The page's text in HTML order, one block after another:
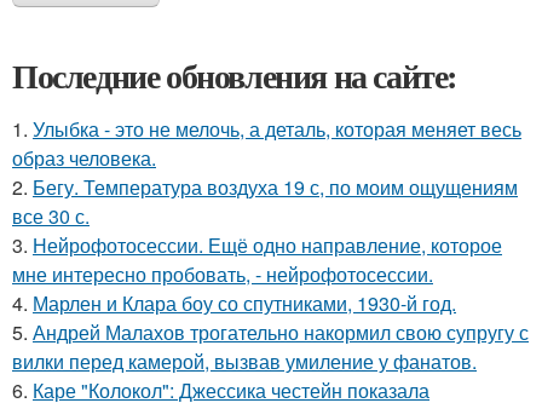
Последние обновления на сайте:
1. Улыбка - это не мелочь, а деталь, которая меняет весь
образ человека.
2. Бегу. Температура воздуха 19 с, по моим ощущениям
все 30 с.
3. Нейрофотосессии. Ещё одно направление, которое
мне интересно пробовать, - нейрофотосессии.
4. Марлен и Клара боу со спутниками, 1930-й год.
5. Андрей Малахов трогательно накормил свою супругу с
вилки перед камерой, вызвав умиление у фанатов.
6. Каре "Колокол": Джессика честейн показала